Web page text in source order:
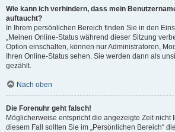
Wie kann ich verhindern, dass mein
auftaucht?
In Ihrem persönlichen Bereich finden Sie in den
„Meinen Online-Status während dieser Sitzung
Option einschalten, können nur Administratoren,
Ihren Online-Status sehen. Sie werden dann als
gezählt.
Nach oben
Die Forenuhr geht falsch!
Möglicherweise entspricht die angezeigte Zeit nicht
diesem Fall sollten Sie im „Persönlichen Bereich“